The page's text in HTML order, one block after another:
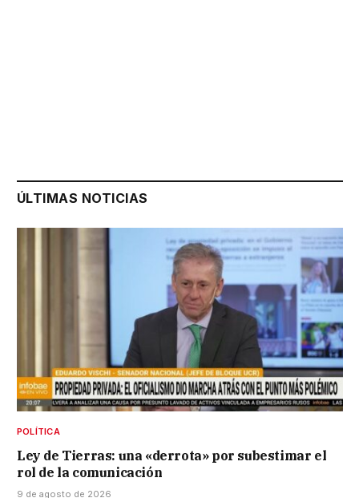
ÚLTIMAS NOTICIAS
POLÍTICA
Ley de Tierras: una «derrota» por subestimar el
rol de la comunicación
9 de agosto de 2026